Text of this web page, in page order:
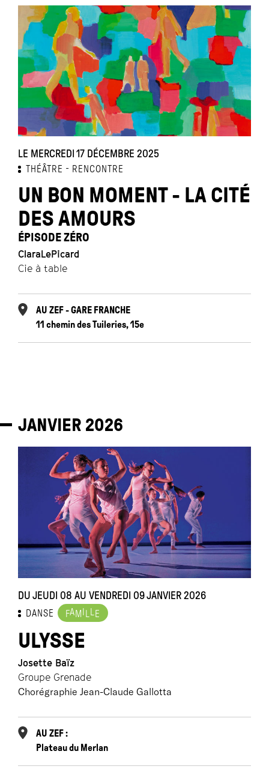
LE MERCREDI 17 DÉCEMBRE 2025
THÉÂTRE RENCONTRE
UN BON MOMENT - LA CITÉ
DES AMOURS
ÉPISODE ZÉRO
ClaraLePicard
Cie à table
AU ZEF - GARE FRANCHE
11 chemin des Tuileries, 15e
JANVIER 2026
DU JEUDI 08 AU VENDREDI 09 JANVIER 2026
DANSE FAM E
ULYSSE
Josette Baïz
Groupe Grenade
Chorégraphie Jean-Claude Gallotta
AU ZEF :
Plateau du Merlan